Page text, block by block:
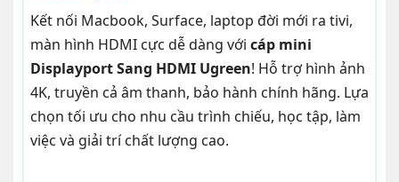
Kết nối Macbook, Surface, laptop đời mới ra tivi,
màn hình HDMI cực dễ dàng với cáp mini
Displayport Sang HDMI Ugreen! Hỗ trợ hình ảnh
4K, truyền cả âm thanh, bảo hành chính hãng. Lựa
chọn tối ưu cho nhu cầu trình chiếu, học tập, làm
việc và giải trí chất lượng cao.